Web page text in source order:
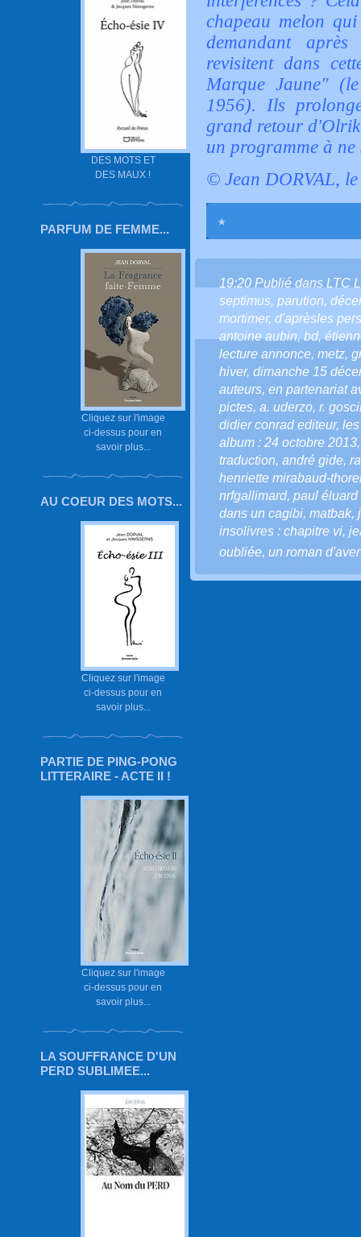
DES MOTS ET
DES MAUX !
PARFUM DE FEMME...
Cliquez sur l'image
ci-dessus pour en
savoir plus...
AU COEUR DES MOTS...
Cliquez sur l'image
ci-dessus pour en
savoir plus...
PARTIE DE PING-PONG
LITTERAIRE - ACTE II !
Cliquez sur l'image
ci-dessus pour en
savoir plus...
LA SOUFFRANCE D'UN
PERD SUBLIMEE...
chapeau melon
demandant
revisitent dans
Marque Jaune"
1956). Ils
grand retour
un programme à
© Jean DORVAL,
19:20 Publié dans LTC
septimus, parution,
mortimer, d'aprèsles
antoine aubin,bd,
lecture annonce, metz,
hiver, dimanche 15
auteurs, en partenariat
pictes, a. uderzo, r.
didier conrad editeur,
album : 24 octobre 2013
traduction, andré gide,
henriette mirabaud-
nrfgallimard, paul éluard
dans un cagibi, matbak,
insolivres : chapitre vi,
oubliée, un roman